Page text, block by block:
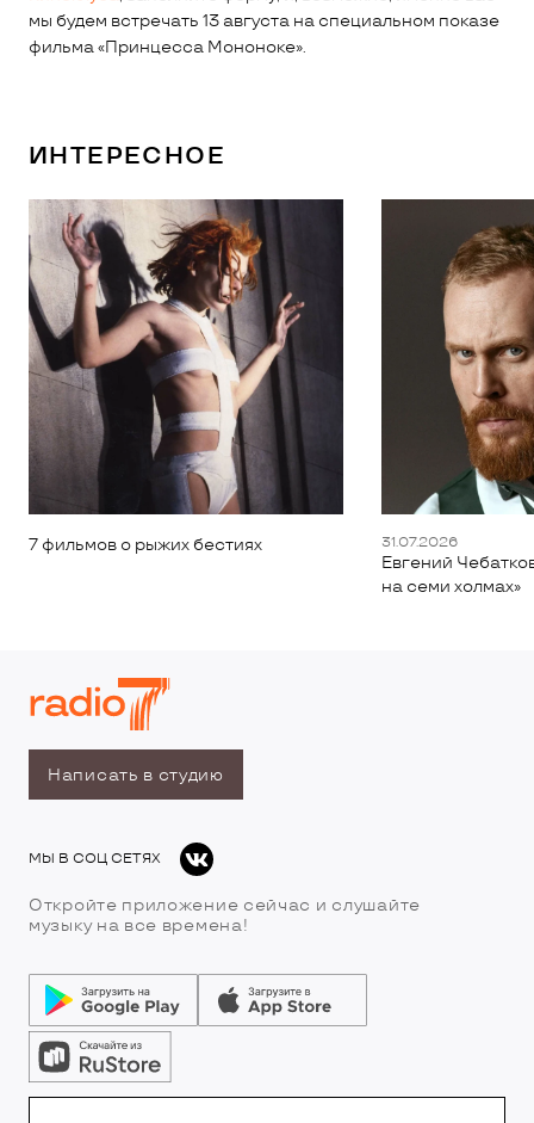
мы будем встречать 13 августа на специальном показе
фильма «Принцесса Мононоке».
ИНТЕРЕСНОЕ
7 фильмов о рыжих бестиях 31.07.2026
Евгений
на семи холмах»
Написать в студию
МЫ В СОЦ СЕТЯХ
Откройте приложение сейчас и слушайте
музыку на все времена!